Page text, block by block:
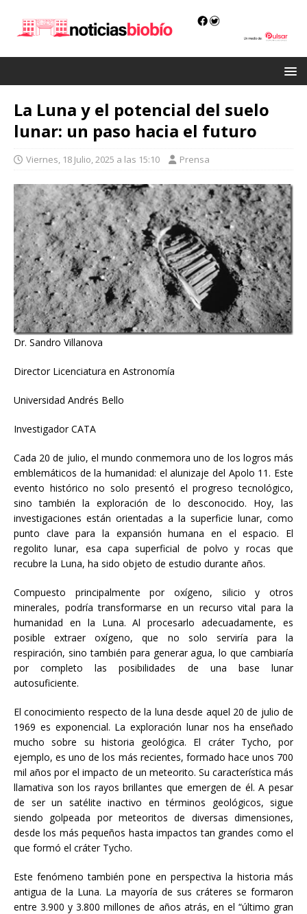
La Luna y el potencial del suelo
lunar: un paso hacia el futuro
Viernes, 18 Julio, 2025 a las 15:10 Prensa
Dr. Sandro Villanova
Director Licenciatura en Astronomía
Universidad Andrés Bello
Investigador CATA
Cada 20 de julio, el mundo conmemora uno de los logros más
emblemáticos de la humanidad: el alunizaje del Apolo 11. Este
evento histórico no solo presentó el progreso tecnológico,
sino también la exploración de lo desconocido. Hoy, las
investigaciones están orientadas a la superficie lunar, como
punto clave para la expansión humana en el espacio. El
regolito lunar, esa capa superficial de polvo y rocas que
recubre la Luna, ha sido objeto de estudio durante años.
Compuesto principalmente por oxígeno, silicio y otros
minerales, podría transformarse en un recurso vital para la
humanidad en la Luna. Al procesarlo adecuadamente, es
posible extraer oxígeno, que no solo serviría para la
respiración, sino también para generar agua, lo que cambiaría
por completo las posibilidades de una base lunar
autosuficiente.
El conocimiento respecto de la luna desde aquel 20 de julio de
1969 es exponencial. La exploración lunar nos ha enseñado
mucho sobre su historia geológica. El cráter Tycho, por
ejemplo, es uno de los más recientes, formado hace unos 700
mil años por el impacto de un meteorito. Su característica más
llamativa son los rayos brillantes que emergen de él. A pesar
de ser un satélite inactivo en términos geológicos, sigue
siendo golpeada por meteoritos de diversas dimensiones,
desde los más pequeños hasta impactos tan grandes como el
que formó el cráter Tycho.
Este fenómeno también pone en perspectiva la historia más
antigua de la Luna. La mayoría de sus cráteres se formaron
entre 3.900 y 3.800 millones de años atrás, en el “último gran